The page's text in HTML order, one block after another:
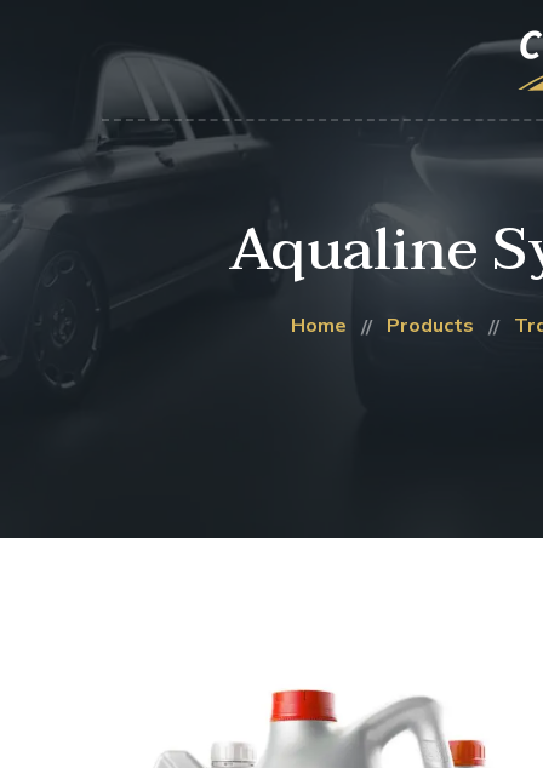
Aqualine
Home Products